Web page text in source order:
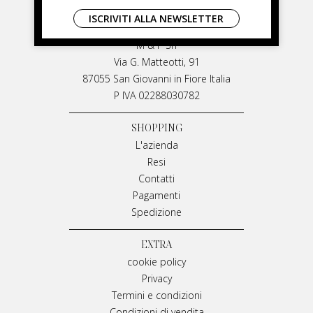
LIVIANA MIRARCHI
M & P Srl
Via G. Matteotti, 91
87055 San Giovanni in Fiore Italia
P IVA 02288030782
SHOPPING
L'azienda
Resi
Contatti
Pagamenti
Spedizione
EXTRA
cookie policy
Privacy
Termini e condizioni
ISCRIVITI ALLA NEWSLETTER